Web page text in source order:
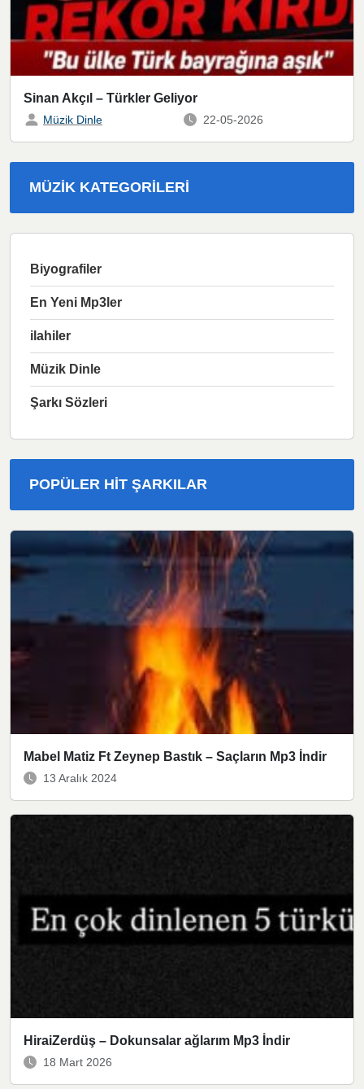
Sinan Akçıl – Türkler Geliyor
Müzik Dinle 22-05-2026
MÜZIK KATEGORILERI
Biyografiler
En Yeni Mp3ler
ilahiler
Müzik Dinle
Şarkı Sözleri
POPÜLER HIT ŞARKILAR
Mabel Matiz Ft Zeynep Bastık – Saçların Mp3 İndir
13 Aralık 2024
HiraiZerdüş – Dokunsalar ağlarım Mp3 İndir
18 Mart 2026